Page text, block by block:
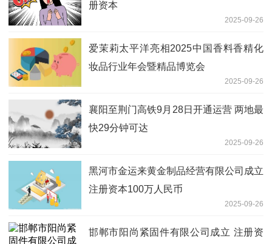
册资本
2025-09-26
爱茉莉太平洋亮相2025中国香料香精化
妆品行业年会暨精品博览会
2025-09-26
襄阳至荆门高铁9月28日开通运营 两地最
快29分钟可达
2025-09-26
黑河市金运来黄金制品经营有限公司成立
注册资本100万人民币
2025-09-26
邯郸市阳尚紧固件有限公司成立 注册资